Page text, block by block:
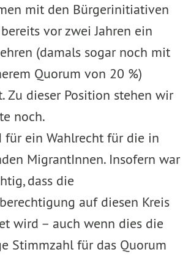
mit den Bürgerinitiativen
vor zwei Jahren ein
(damals sogar noch mit
Quorum von 20 %)
Zu dieser Position stehen wir
noch.
für ein Wahlrecht für die in
MigrantInnen. Insofern war
dass die
auf diesen Kreis
wird – auch wenn dies die
Stimmzahl für das Quorum